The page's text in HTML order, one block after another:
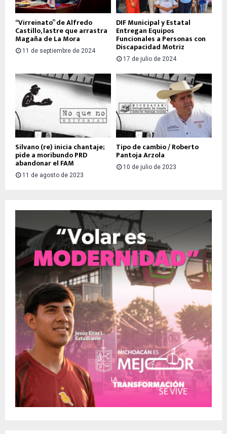
“Virreinato” de Alfredo
Castillo, lastre que arrastra
Magaña de La Mora
11 de septiembre de 2024
DIF Municipal y Estatal
Entregan Equipos
Funcionales a Personas con
Discapacidad Motriz
17 de julio de 2024
Silvano (re) inicia chantaje;
pide a moribundo PRD
abandonar el FAM
11 de agosto de 2023
Tipo de cambio / Roberto
Pantoja Arzola
10 de julio de 2023